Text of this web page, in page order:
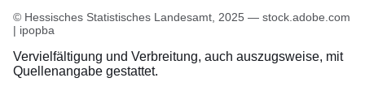
© Hessisches Statistisches Landesamt, 2025 — stock.adobe.com
| ipopba
Vervielfältigung und Verbreitung, auch auszugsweise, mit
Quellenangabe gestattet.